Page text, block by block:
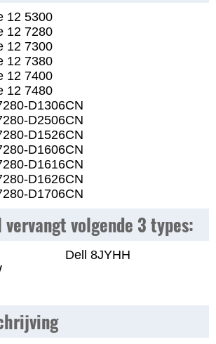
12 5300
12 7280
12 7300
12 7380
12 7400
12 7480
D1306CN
D2506CN
D1526CN
D1606CN
D1616CN
D1626CN
D1706CN
volgende 3 types:
Dell 8JYHH